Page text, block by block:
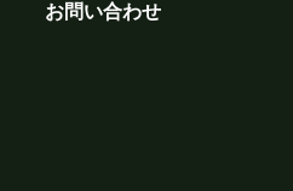
お問い合わせ